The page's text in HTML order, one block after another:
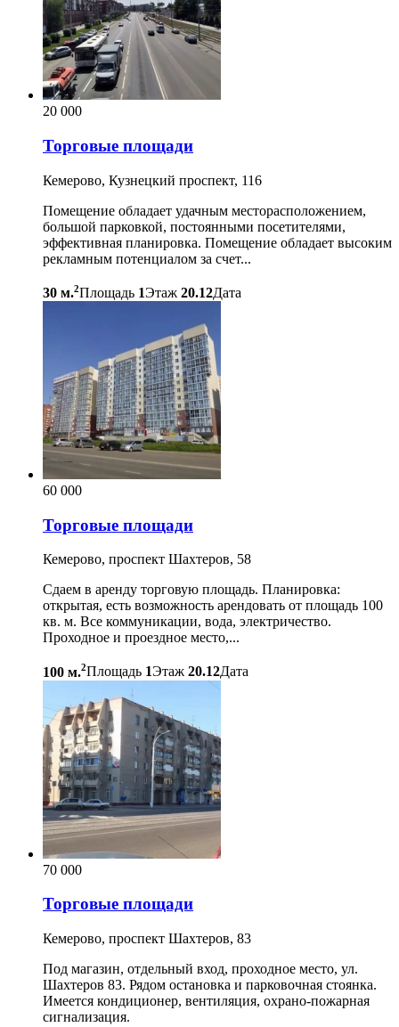
20 000
Торговые площади
Кемерово, Кузнецкий проспект, 116
Помещение обладает удачным месторасположением,
большой парковкой, постоянными посетителями,
эффективная планировка. Помещение обладает высоким
рекламным потенциалом за счет...
30 м.2Площадь 1Этаж 20.12Дата
60 000
Торговые площади
Кемерово, проспект Шахтеров, 58
Сдаем в аренду торговую площадь. Планировка:
открытая, есть возможность арендовать от площадь 100
кв. м. Все коммуникации, вода, электричество.
Проходное и проездное место,...
100 м.2Площадь 1Этаж 20.12Дата
70 000
Торговые площади
Кемерово, проспект Шахтеров, 83
Под магазин, отдельный вход, проходное место, ул.
Шахтеров 83. Рядом остановка и парковочная стоянка.
Имеется кондиционер, вентиляция, охрано-пожарная
сигнализация.